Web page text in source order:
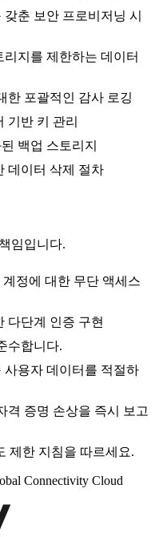
춘 보안 프로비저닝 시
지를 제한하는 데이터
한 포괄적인 감사 로깅
기반 키 관리
백업 스토리지
데이터 삭제 절차
임입니다.
정에 대한 무단 액세스
다단계 인증 구현
수합니다.
사용자 데이터를 적절하
격 증명 손상을 즉시 보고
제한 지침을 따르세요.
Connectivity Cloud